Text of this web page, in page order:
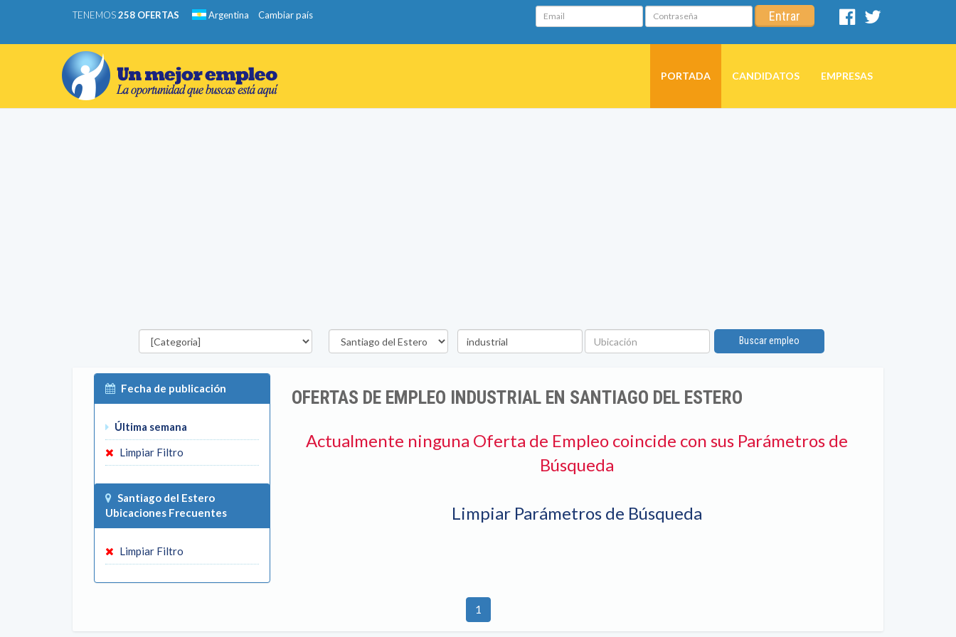
TENEMOS258 OFERTAS Argentina Cambiar país Email Contraseña Entrar
Facebook
PORTADA CANDIDATOS EMPRESAS
Categorías Provincia
Palabra
clave
Ubicación
Buscar empleo
Fecha de publicación
Última semana
Limpiar Filtro
Santiago del Estero
Ubicaciones Frecuentes
Limpiar Filtro
OFERTAS DE EMPLEO INDUSTRIAL EN SANTIAGO DEL ESTERO
Actualmente ninguna Oferta de Empleo coincide con sus Parámetros de
Búsqueda
Limpiar Parámetros de Búsqueda
1